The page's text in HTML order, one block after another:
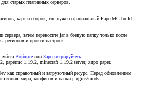
старых плагинных серверов.
карт и сборок, где нужен официальный PaperMC build.
сервера, затем переносите jar в боевую папку только после
регионов и прокси-настроек.
Войдите или Зарегистрируйтесь
papermc 1.19.2, minecraft 1.19.2 server, ядро paper.
как справочный и загрузочный ресурс. Перед обновлением
копию мира, конфигов и папки plugins/mods.